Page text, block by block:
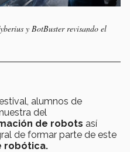
y BotBuster revisando el
alumnos de
del
de robots así
de formar parte de este
robótica.